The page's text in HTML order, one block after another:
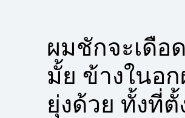
ผมชักจะเดือ
มั้ย ข้างในอ
ยุ่งด้วย ทั้งที่